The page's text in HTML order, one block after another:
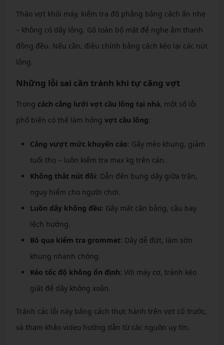
Tháo vợt khỏi máy, kiểm tra độ phẳng bằng cách ấn nhẹ
– không có dây lỏng. Gõ toàn bộ mặt để nghe âm thanh
đồng đều. Nếu cần, điều chỉnh bằng cách kéo lại các nút
lỏng.
Những lỗi sai cần tránh khi tự căng vợt
Trong cách căng lưới vợt cầu lông tại nhà, một số lỗi
phổ biến có thể làm hỏng vợt cầu lông:
Căng vượt mức khuyến cáo: Gây méo khung, giảm
tuổi thọ – luôn kiểm tra max kg trên cán.
Không thắt nút đôi: Dẫn đến bung dây giữa trận,
nguy hiểm cho người chơi.
Luồn dây không đều: Gây mất cân bằng, cầu bay
lệch hướng.
Bỏ qua kiểm tra grommet: Dây dễ đứt, làm sờn
khung nhanh chóng.
Kéo tốc độ không ổn định: Với máy cơ, tránh kéo
giật để dây không xoắn.
Tránh các lỗi này bằng cách thực hành trên vợt cũ trước,
và tham khảo video hướng dẫn từ các nguồn uy tín.